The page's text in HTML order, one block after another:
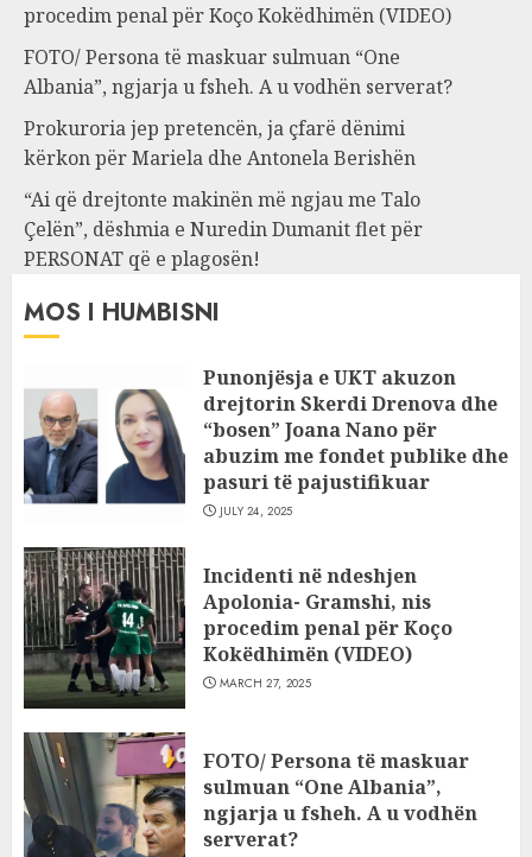
procedim penal për Koço Kokëdhimën (VIDEO)
FOTO/ Persona të maskuar sulmuan “One
Albania”, ngjarja u fsheh. A u vodhën serverat?
Prokuroria jep pretencën, ja çfarë dënimi
kërkon për Mariela dhe Antonela Berishën
“Ai që drejtonte makinën më ngjau me Talo
Çelën”, dëshmia e Nuredin Dumanit flet për
PERSONAT që e plagosën!
MOS I HUMBISNI
Punonjësja e UKT akuzon
drejtorin Skerdi Drenova dhe
“bosen” Joana Nano për
abuzim me fondet publike dhe
pasuri të pajustifikuar
JULY 24, 2025
Incidenti në ndeshjen
Apolonia- Gramshi, nis
procedim penal për Koço
Kokëdhimën (VIDEO)
MARCH 27, 2025
FOTO/ Persona të maskuar
sulmuan “One Albania”,
ngjarja u fsheh. A u vodhën
serverat?